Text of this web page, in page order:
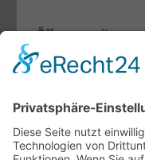
Öffnungszeiten
Mo. bis Fr.:
07.30 - 12.00 Uhr
Sa: